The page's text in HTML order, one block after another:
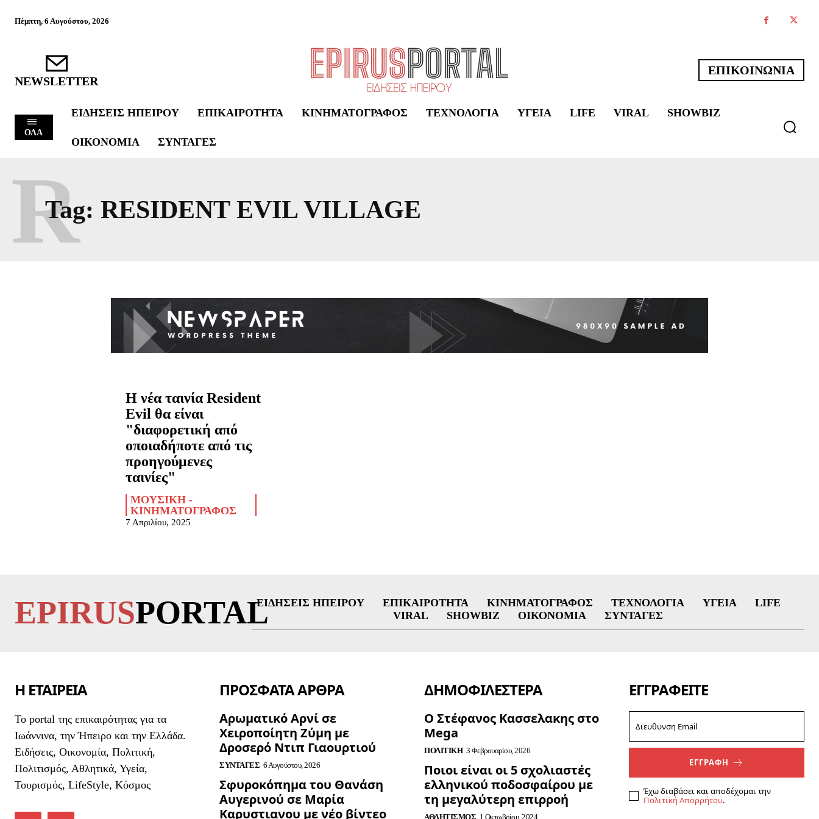
Πέμπτη, 6 Αυγούστου, 2026
NEWSLETTER
ΕΠΙΚΟΙΝΩΝΙΑ
ΟΛΑ
ΕΙΔΉΣΕΙΣ ΗΠΕΊΡΟΥ ΕΠΙΚΑΙΡΌΤΗΤΑ ΚΙΝΗΜΑΤΟΓΡΆΦΟΣ ΤΕΧΝΟΛΟΓΊΑ ΥΓΕΊΑ LIFE VIRAL SHOWBIZ
ΟΙΚΟΝΟΜΊΑ ΣΥΝΤΑΓΈΣ
Tag: RESIDENT EVIL VILLAGE
R
Η νέα ταινία Resident
Evil θα είναι
"διαφορετική από
οποιαδήποτε από τις
προηγούμενες
ταινίες"
ΜΟΥΣΙΚΉ -
ΚΙΝΗΜΑΤΟΓΡΆΦΟΣ
7 Απριλίου, 2025
EPIRUSPORTALΕΙΔΉΣΕΙΣ ΗΠΕΊΡΟΥ ΕΠΙΚΑΙΡΌΤΗΤΑ ΚΙΝΗΜΑΤΟΓΡΆΦΟΣ ΤΕΧΝΟΛΟΓΊΑ ΥΓΕΊΑ
LIFE
VIRAL
SHOWBIZ ΟΙΚΟΝΟΜΊΑ ΣΥΝΤΑΓΈΣ
Η ΕΤΑΙΡΕΙΑ
To portal της επικαιρότητας για τα
Ιωάννινα, την Ήπειρο και την Ελλάδα.
Ειδήσεις, Οικονομία, Πολιτική,
Πολιτισμός, Αθλητικά, Υγεία,
Τουρισμός, LifeStyle, Κόσμος
ΠΡΟΣΦΑΤΑ ΑΡΘΡΑ
Αρωματικό Αρνί σε
Χειροποίητη Ζύμη με
Δροσερό Ντιπ Γιαουρτιού
ΣΥΝΤΑΓΈΣ 6 Αυγούστου, 2026
Σφυροκόπημα του Θανάση
Αυγερινού σε Μαρία
Καρυστιανου με νέο βίντεο
ΔΗΜΟΦΙΛΈΣΤΕΡΑ
Ο Στέφανος Κασσελακης στο
Mega
ΠΟΛΙΤΙΚΉ 3 Φεβρουαρίου, 2026
Ποιοι είναι οι 5 σχολιαστές
ελληνικού ποδοσφαίρου με
τη μεγαλύτερη επιρροή
ΑΘΛΗΤΙΣΜΌΣ 1 Οκτωβρίου, 2024
ΕΓΓΡΑΦΕΊΤΕ
ΕΓΓΡΑΦΗ
Έχω διαβάσει και αποδέχομαι την
Πολιτική Απορρήτου.